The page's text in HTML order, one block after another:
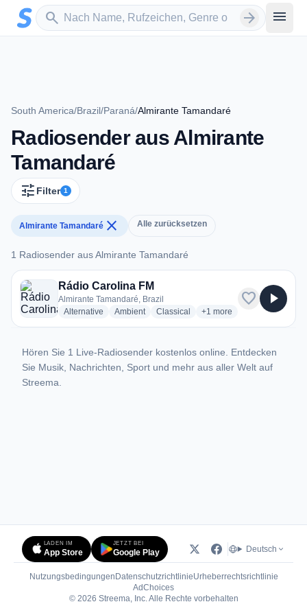
Zum Hauptinhalt springen
search
Sender suchen arrow_forward menu
South America/Brazil/Paraná/Almirante Tamandaré
Radiosender aus Almirante
Tamandaré
tune Filter 1
Almirante Tamandaré close Alle zurücksetzen
1 Radiosender aus Almirante Tamandaré
1 Radiosender aus Almirante Tamandaré
Rádio Carolina FM
Almirante Tamandaré, Brazil
Alternative radio stations
Ambientradio stations
Classical radio stations
+1 more genres for Rádio
more
favorite play_arrow
Hören Sie 1 Live-Radiosender kostenlos online. Entdecken
Sie Musik, Nachrichten, Sport und mehr aus aller Welt auf
Streema.
LADEN IM
App Store
JETZT BEI
Google Play Deutsch
Nutzungsbedingungen DatenschutzrichtlinieUrheberrechtsrichtlinie
AdChoices(öffnet in neuem Tab)
© 2026 Streema, Inc. Alle Rechte vorbehalten